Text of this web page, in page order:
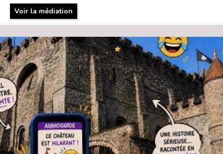
Voir la médiation